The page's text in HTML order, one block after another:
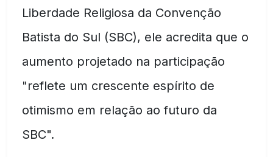
Liberdade Religiosa da Convenção
Batista do Sul (SBC), ele acredita que o
aumento projetado na participação
"reflete um crescente espírito de
otimismo em relação ao futuro da
SBC".